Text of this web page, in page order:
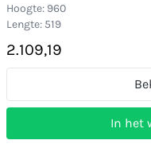
Hoogte: 960
Lengte: 519
2.109,19
In het